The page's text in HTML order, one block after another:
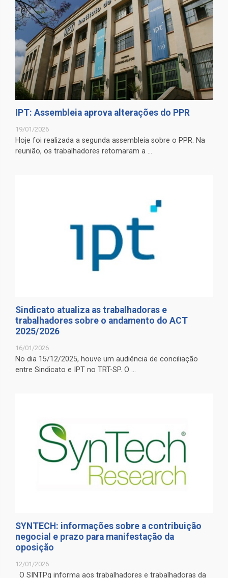
IPT: Assembleia aprova alterações do PPR
19/01/2026
Hoje foi realizada a segunda assembleia sobre o PPR. Na
reunião, os trabalhadores retomaram a ...
Sindicato atualiza as trabalhadoras e
trabalhadores sobre o andamento do ACT
2025/2026
16/01/2026
No dia 15/12/2025, houve um audiência de conciliação
entre Sindicato e IPT no TRT-SP. O ...
SYNTECH: informações sobre a contribuição
negocial e prazo para manifestação da
oposição
12/01/2026
O SINTPq informa aos trabalhadores e trabalhadoras da